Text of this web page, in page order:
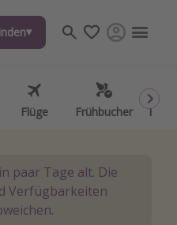
Flüge Frühbucher
Flüge Frühbucher
paar Tage alt. Die
Verfügbarkeiten